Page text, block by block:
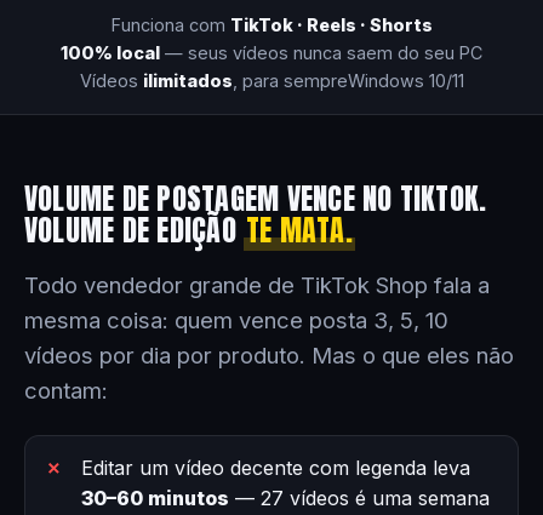
Funciona com TikTok · Reels · Shorts
100% local — seus vídeos nunca saem do seu PC
Vídeos ilimitados , para sempreWindows 10/11
VOLUME DE POSTAGEM VENCE NO TIKTOK.
VOLUME DE EDIÇÃOTE MATA.
Todo vendedor grande de TikTok Shop fala a
mesma coisa: quem vence posta 3, 5, 10
vídeos por dia por produto. Mas o que eles não
contam:
Editar um vídeo decente com legenda leva
30–60 minutos — 27 vídeos é uma semana